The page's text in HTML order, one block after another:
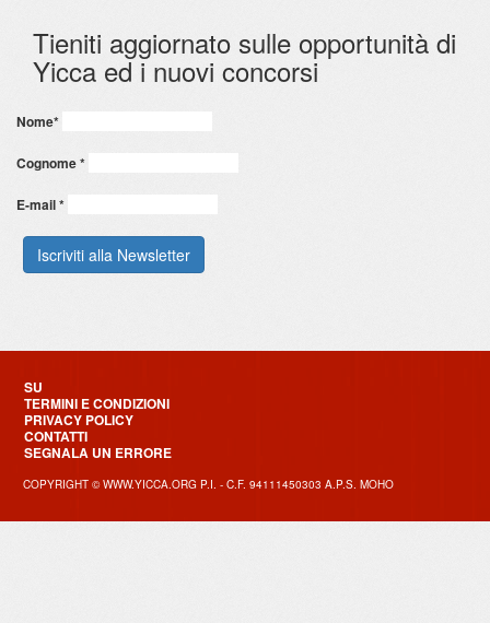
Tieniti aggiornato sulle opportunità di
Yicca ed i nuovi concorsi
Nome*
Cognome*
E-mail*
SU
TERMINI E CONDIZIONI
PRIVACY POLICY
CONTATTI
SEGNALA UN ERRORE
COPYRIGHT © WWW.YICCA.ORG P.I. - C.F. 94111450303 A.P.S. MOHO